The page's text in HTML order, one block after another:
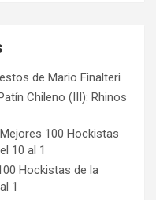
de Mario Finalteri
Chileno (III): Rhinos
100 Hockistas
10 al 1
Hockistas de la
1